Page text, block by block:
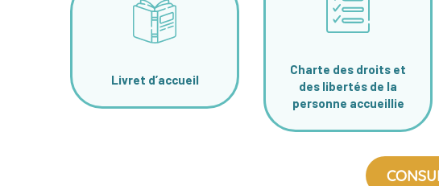
Livret d’accueil
Charte des droits et
des libertés de la
personne accueillie